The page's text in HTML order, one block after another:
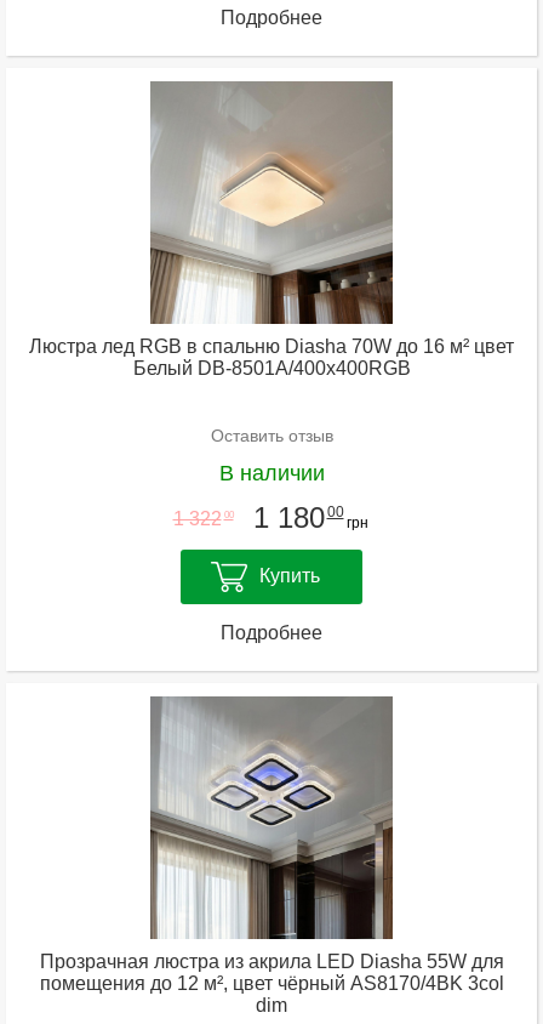
Подробнее
Люстра лед RGB в спальню Diasha 70W до 16 м² цвет
Белый DB-8501A/400x400RGB
Оставить отзыв
В наличии
1 322 00 1 18000
грн
Купить
Подробнее
Прозрачная люстра из акрила LED Diasha 55W для
помещения до 12 м², цвет чёрный AS8170/4BK 3col
dim